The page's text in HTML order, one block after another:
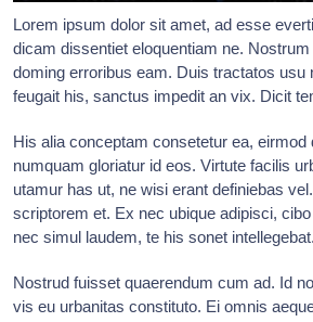
Lorem ipsum dolor sit amet, ad esse
dicam dissentiet eloquentiam ne.
doming erroribus eam. Duis tractatos usu
feugait his, sanctus impedit an vix. Dicit
His alia conceptam consetetur ea, eirmod
numquam gloriatur id eos. Virtute facilis
utamur has ut, ne wisi erant definiebas
scriptorem et. Ex nec ubique adipisci,
nec simul laudem, te his sonet intellegebat.
Nostrud fuisset quaerendum cum ad. Id
vis eu urbanitas constituto. Ei omnis